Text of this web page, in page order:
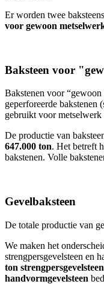
Er worden twee
voor gewoon
Baksteen voor
Bakstenen voor
geperforeerde bakstenen
gebruikt voor
De productie van
647.000 ton. Het betreft
bakstenen. Volle
Gevelbaksteen
De totale productie van
We maken het
strengpersgevelsteen en
ton strengpersgevelsteen
handvormgevelsteen